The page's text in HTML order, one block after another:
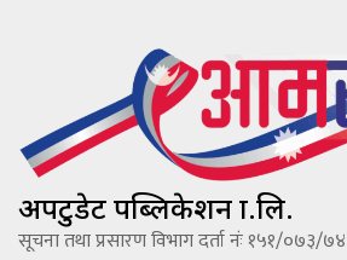
अपटुडेट पब्लिकेशन प्रा.लि.
सूचना तथा प्रसारण विभाग दर्ता नंः १५१/०७३/७४